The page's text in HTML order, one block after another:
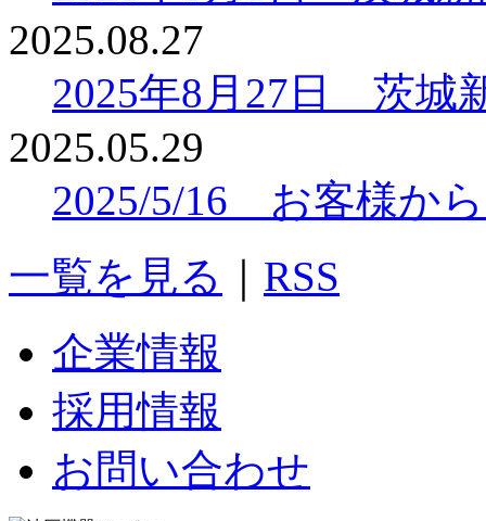
2025.08.27
2025年8月27日 茨城
2025.05.29
2025/5/16 お客様か
一覧を見る
RSS
企業情報
採用情報
お問い合わせ